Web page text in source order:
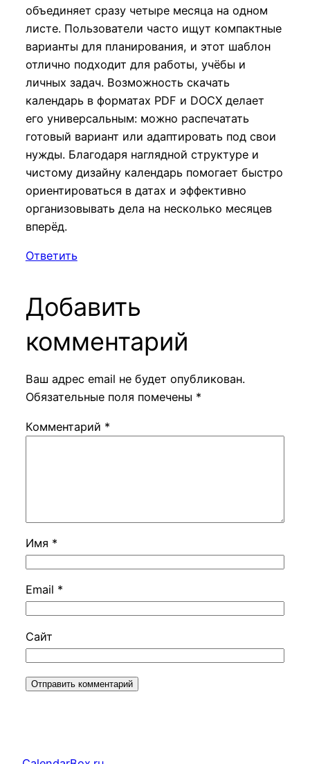
объединяет сразу четыре месяца на одном
листе. Пользователи часто ищут компактные
варианты для планирования, и этот шаблон
отлично подходит для работы, учёбы и
личных задач. Возможность скачать
календарь в форматах PDF и DOCX делает
его универсальным: можно распечатать
готовый вариант или адаптировать под свои
нужды. Благодаря наглядной структуре и
чистому дизайну календарь помогает быстро
ориентироваться в датах и эффективно
организовывать дела на несколько месяцев
вперёд.
Ответить
Добавить
комментарий
Ваш адрес email не будет опубликован.
Обязательные поля помечены *
Комментарий *
Имя *
Email *
Сайт